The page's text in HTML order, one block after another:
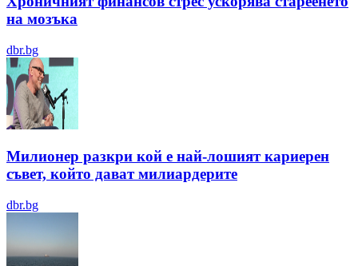
на мозъка
dbr.bg
Милионер разкри кой е най-лошият кариерен
съвет, който дават милиардерите
dbr.bg